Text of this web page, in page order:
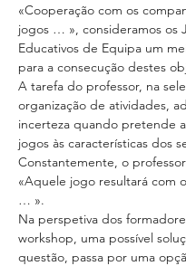
«Cooperação com os
jogos … », consideramos os
Educativos de Equipa um
para a consecução destes
A tarefa do professor, na
organização de atividades,
incerteza quando pretende
jogos às características dos
Constantemente, o
«Aquele jogo resultará com
… ».
Na perspetiva dos
workshop, uma possível
questão, passa por uma